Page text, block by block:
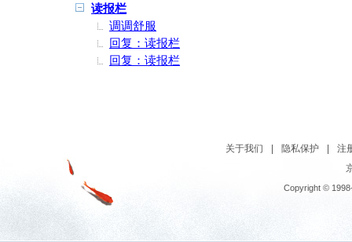
读报栏
调调舒服
回复：读报栏
回复：读报栏
关于我们 隐私保护
注
Copyright ©